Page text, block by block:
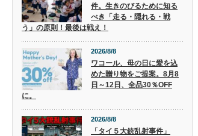
件。生きのびるために知る
べき「走る・隠れる・戦
う」の原則！最後は戦え！
2026/8/8
ワコール、母の日に愛を込
めた贈り物をご提案。8月8
日～12日、全品30％OFF
に。
2026/8/8
「タイ５大銃乱射事件」